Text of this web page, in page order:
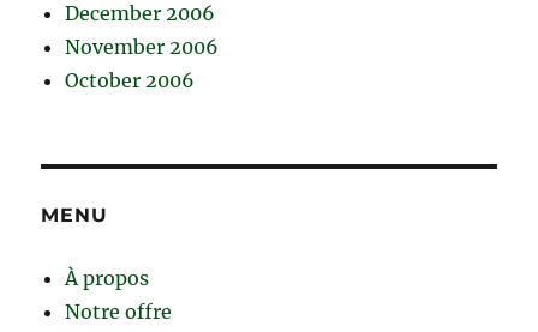
December 2006
November 2006
October 2006
MENU
À propos
Notre offre